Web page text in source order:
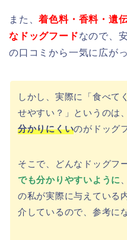
また、着色料・香料・遺
なドッグフードなので、
の口コミから一気に広が
しかし、実際に「食べて
せやすい？」というのは、
分かりにくいのがドッグ
そこで、どんなドッグフ
でも分かりやすいように
の私が実際に与えている
介しているので、参考に